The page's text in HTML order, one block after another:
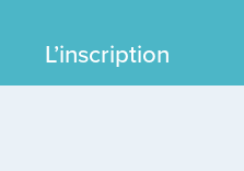
L’inscription